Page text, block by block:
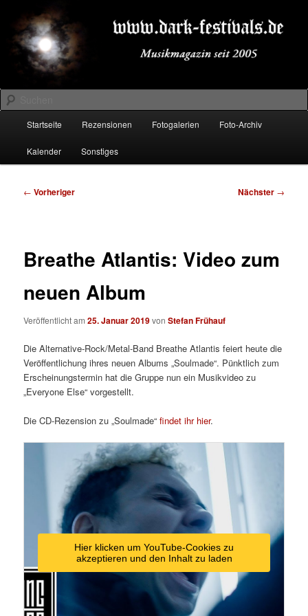
primären
Inhalt
springenDARK-FESTIVALS.DE
Suchen
Startseite Rezensionen Fotogalerien Foto-Archiv
Kalender Sonstiges
Beitragsnavigation
← Vorheriger Nächster →
Breathe Atlantis: Video zum
neuen Album
Veröffentlicht am25. Januar 2019vonStefan Frühauf
Die Alternative-Rock/Metal-Band Breathe Atlantis feiert heute die
Veröffentlichung ihres neuen Albums „Soulmade“. Pünktlich zum
Erscheinungstermin hat die Gruppe nun ein Musikvideo zu
„Everyone Else“ vorgestellt.
Die CD-Rezension zu „Soulmade“findet ihr hier.
Hier klicken um YouTube-Cookies zu
akzeptieren und den Inhalt zu laden